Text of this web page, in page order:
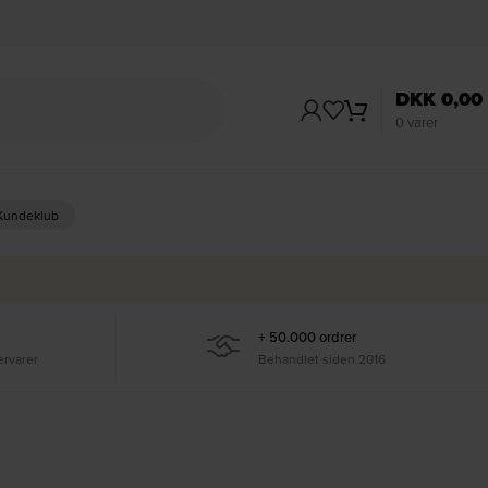
0 varer
DKK0,00
+ 50.000 ordrer
Behandlet siden 2016